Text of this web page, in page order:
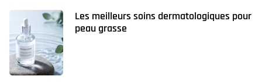
Les meilleurs soins dermatologiques pour
peau grasse